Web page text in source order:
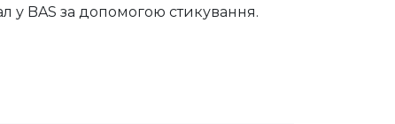
у BAS за допомогою стикування.